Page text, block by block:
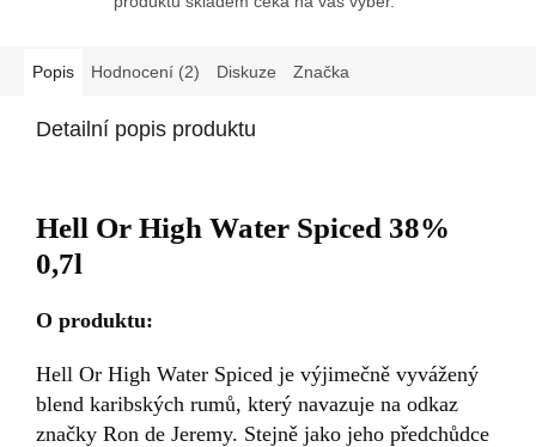
Popis Hodnocení (2) Diskuze Značka
Detailní popis produktu
Hell Or High Water Spiced 38%
0,7l
O produktu:
Hell Or High Water Spiced je výjimečně vyvážený
blend karibských rumů, který navazuje na odkaz
značky Ron de Jeremy. Stejně jako jeho předchůdce